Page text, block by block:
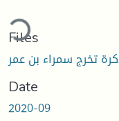
Files
Date
2020-09